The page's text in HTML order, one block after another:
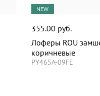
NEW
355.00 руб.
Лоферы ROU
коричневые
PY465A-09FE